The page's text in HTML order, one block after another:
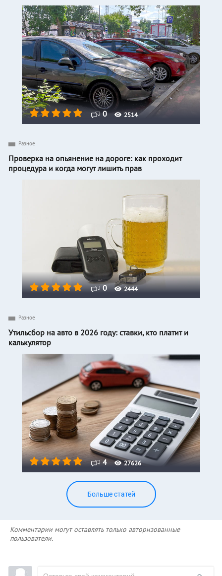
0 2514
0 2444
Разное
Проверка на опьянение на дороге: как проходит
процедура и когда могут лишить прав
4 27626
Разное
Утильсбор на авто в 2026 году: ставки, кто платит и
калькулятор
Больше статей
Комментарии могут оставлять только авторизованные
пользователи.